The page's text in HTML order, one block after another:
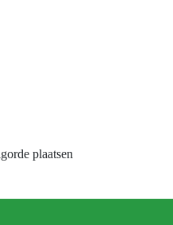
plaatsen